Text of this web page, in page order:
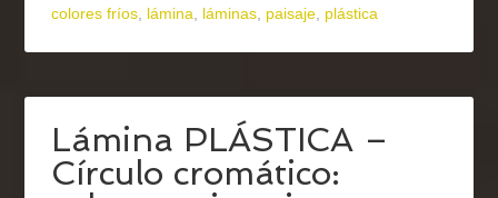
colores fríos, lámina, láminas, paisaje, plástica
Lámina PLÁSTICA –
Círculo cromático: